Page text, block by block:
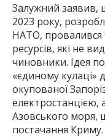
Залужний заявив,
2023 року,
НАТО, провалився
ресурсів, які не
чиновники. Ідея
«єдиному кулаці»
окупованої
електростанцією,
Азовського моря,
постачання Криму.